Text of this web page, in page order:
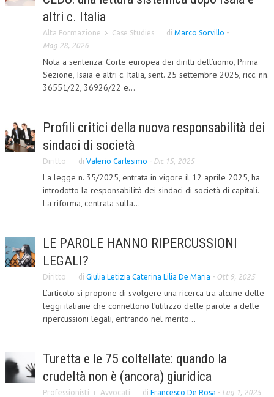
BROCHURE CE.S.E.D.
LA RIVISTA
LA RIVISTA
COMITATO EDITORIALE
REDAZIONE
PEER REVIEW
COLLABORA CON NOI
ECONOMIA
CORPORATE SOCIAL RESPONSIBILITY
ECONOMIA DELL’ARTE
HUMAN RESOURCES
RISORSE UMANE
altri c. Italia
Alta Formazione Case Studies di Marco Sorvillo -
Mag 28, 2026
Nota a sentenza: Corte europea dei diritti dell’uomo, Prima
Sezione, Isaia e altri c. Italia, sent. 25 settembre 2025, ricc. nn.
36551/22, 36926/22 e...
Profili critici della nuova responsabilità dei
sindaci di società
Diritto di Valerio Carlesimo - Dic 15, 2025
La legge n. 35/2025, entrata in vigore il 12 aprile 2025, ha
introdotto la responsabilità dei sindaci di società di capitali.
La riforma, centrata sulla...
LE PAROLE HANNO RIPERCUSSIONI
LEGALI?
Diritto di Giulia Letizia Caterina Lilia De Maria - Ott 9, 2025
L’articolo si propone di svolgere una ricerca tra alcune delle
leggi italiane che connettono l’utilizzo delle parole a delle
ripercussioni legali, entrando nel merito...
Turetta e le 75 coltellate: quando la
crudeltà non è (ancora) giuridica
Professionisti Avvocati di Francesco De Rosa - Lug 1, 2025